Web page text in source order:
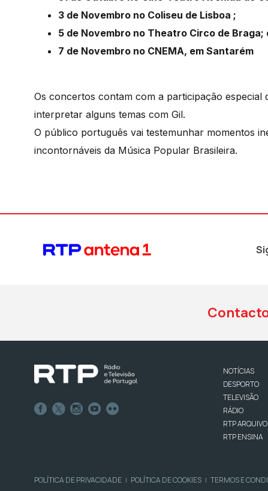
3 de Novembro no Coliseu de Lisboa ;
5 de Novembro no Theatro Circo de Braga;
7 de Novembro no CNEMA, em Santarém
Os concertos contam com a participação especial
interpretar alguns temas com Gil.
O público português vai testemunhar momentos
incontornáveis da Música Popular Brasileira.
NOTÍCIAS
DESPORTO
TELEVISÃO
RÁDIO
RTP
RTP ENSINA
POLÍTICA DE PRIVACIDADE | POLÍTICA DE COOKIES | TERMOS E